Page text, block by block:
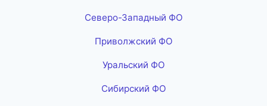
Северо-Западный ФО
Приволжский ФО
Уральский ФО
Сибирский ФО